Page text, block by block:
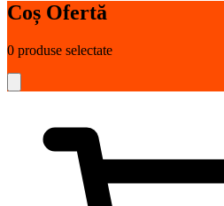
Coș Ofertă
0 produse selectate